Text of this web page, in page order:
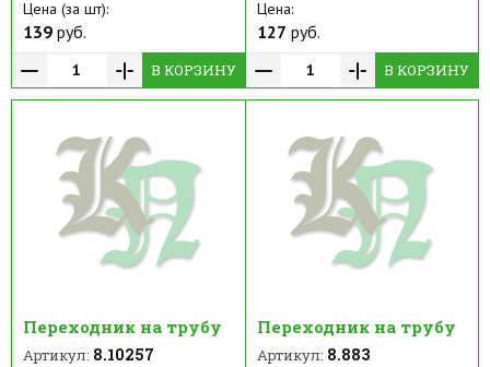
Цена (за шт):
139 руб.
В КОРЗИНУ
Цена:
127 руб.
В КОРЗИНУ
Переходник на трубу
Артикул: 8.10257
Переходник на трубу
Артикул: 8.883